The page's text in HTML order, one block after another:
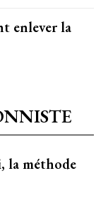
enlever la
la méthode